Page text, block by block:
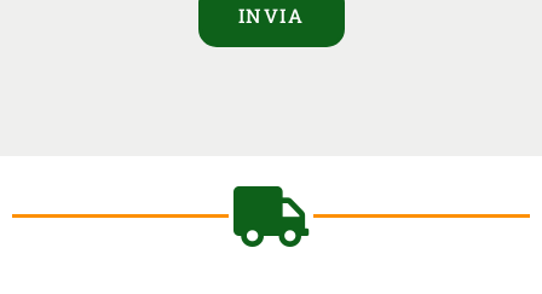
INVIA